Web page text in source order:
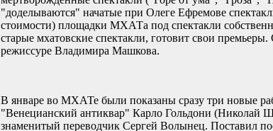
"доделываются" начатые при Олеге Ефремове
стоимости) площадки МХАТа под спектакли
старые мхатовские спектакли, готовит свои
режиссуре Владимира Машкова.
В январе во МХАТе были показаны сразу три новые
"Венецианский антиквар" Карло Гольдони (Николай
знаменитый переводчик Сергей Волынец. Поставил